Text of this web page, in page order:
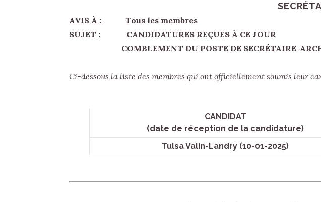
AVIS À : Tous les membres
SUJET : CANDIDATURES REÇUES À CE JOUR
COMBLEMENT DU POSTE DE SECRÉTAIRE-
Ci-dessous la liste des membres qui ont officiellement soumis leur
CANDIDAT
(date de réception de la candidature)
Tulsa Valin-Landry (10-01-2025)